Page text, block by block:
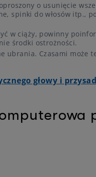
o usunięcie
spinki do włosów itp.,
w ciąży, powinny
środki ostrożności.
ubrania. Czasami może
głowy i